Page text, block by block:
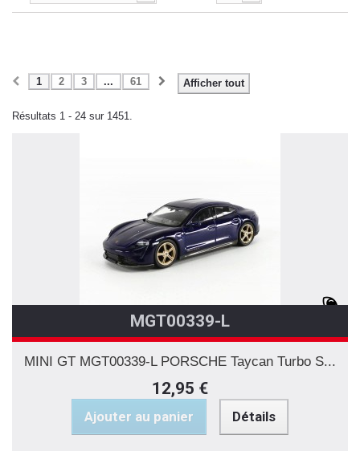
Afficher tout
1 2 3 ... 61
Résultats 1 - 24 sur 1451.
MGT00339-L
MINI GT MGT00339-L PORSCHE Taycan Turbo S...
12,95 €
Ajouter au panier Détails